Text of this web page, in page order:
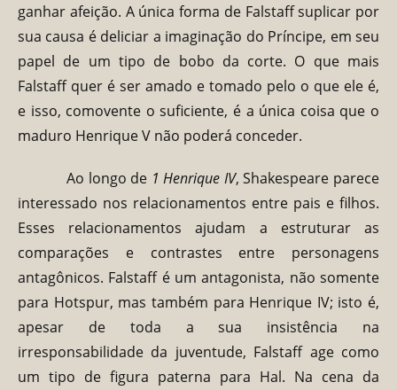
ganhar afeição. A única forma de Falstaff suplicar por
sua causa é deliciar a imaginação do Príncipe, em seu
papel de um tipo de bobo da corte. O que mais
Falstaff quer é ser amado e tomado pelo o que ele é,
e isso, comovente o suficiente, é a única coisa que o
maduro Henrique V não poderá conceder.
Ao longo de 1 Henrique IV, Shakespeare parece
interessado nos relacionamentos entre pais e filhos.
Esses relacionamentos ajudam a estruturar as
comparações e contrastes entre personagens
antagônicos. Falstaff é um antagonista, não somente
para Hotspur, mas também para Henrique IV; isto é,
apesar de toda a sua insistência na
irresponsabilidade da juventude, Falstaff age como
um tipo de figura paterna para Hal. Na cena da